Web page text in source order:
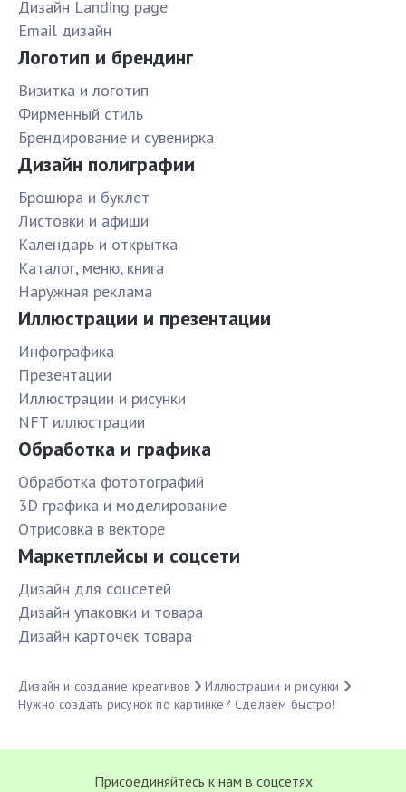
Дизайн Landing page
Email дизайн
Логотип и брендинг
Визитка и логотип
Фирменный стиль
Брендирование и сувенирка
Дизайн полиграфии
Брошюра и буклет
Листовки и афиши
Календарь и открытка
Каталог, меню, книга
Наружная реклама
Иллюстрации и презентации
Инфографика
Презентации
Иллюстрации и рисунки
NFT иллюстрации
Обработка и графика
Обработка фототографий
3D графика и моделирование
Отрисовка в векторе
Маркетплейсы и соцсети
Дизайн для соцсетей
Дизайн упаковки и товара
Дизайн карточек товара
Дизайн и создание креативов
Иллюстрации и рисунки
Нужно создать рисунок по картинке? Сделаем быстро!
Присоединяйтесь к нам в соцсетях